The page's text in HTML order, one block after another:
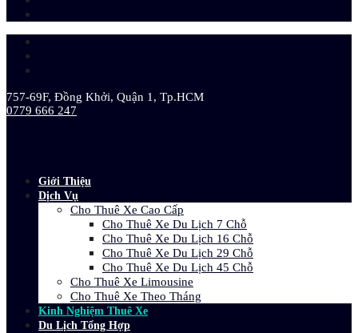
757-69F, Đồng Khởi, Quận 1, Tp.HCM
0779 666 247
Giới Thiệu
Dịch Vụ
Cho Thuê Xe Cao Cấp
Cho Thuê Xe Du Lịch 7 Chỗ
Cho Thuê Xe Du Lịch 16 Chỗ
Cho Thuê Xe Du Lịch 29 Chỗ
Cho Thuê Xe Du Lịch 45 Chỗ
Cho Thuê Xe Limousine
Cho Thuê Xe Theo Tháng
Kinh Nghiệm Thuê Xe
Du Lịch Tổng Hợp